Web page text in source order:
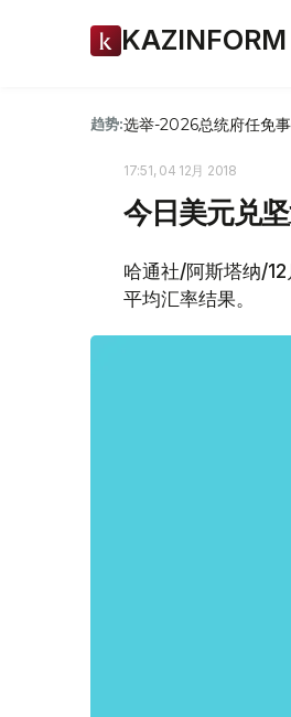
KAZINFORM
趋势:选举-2026总统府任免
17:51, 04 12月 2018
今日美元兑
哈通社/阿斯塔纳/
平均汇率结果。